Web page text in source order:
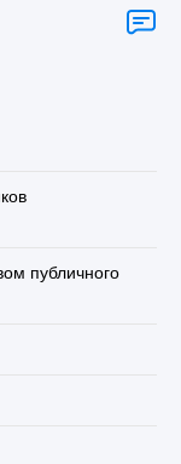
публичного